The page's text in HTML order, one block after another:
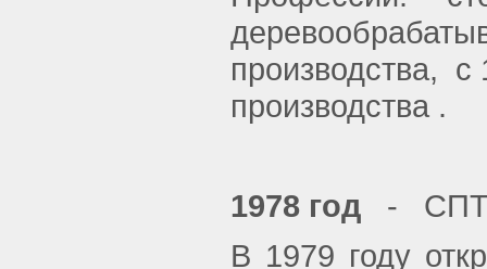
производства,
производства .
1978 год
-
В 1979 году